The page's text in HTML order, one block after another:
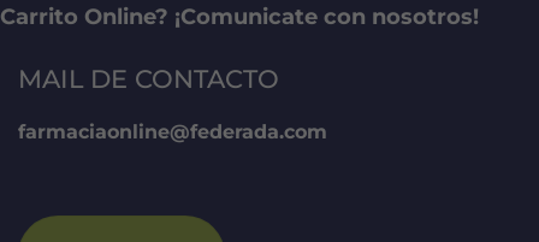
Carrito Online? ¡Comunicate con nosotros!
MAIL DE CONTACTO
farmaciaonline@federada.com